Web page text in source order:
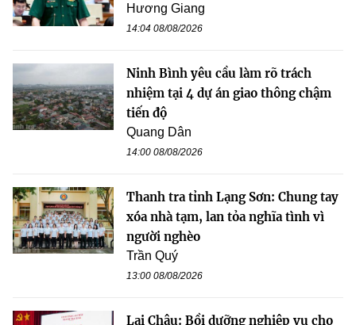
Hương Giang
14:04 08/08/2026
Ninh Bình yêu cầu làm rõ trách
nhiệm tại 4 dự án giao thông chậm
tiến độ
Quang Dân
14:00 08/08/2026
Thanh tra tỉnh Lạng Sơn: Chung tay
xóa nhà tạm, lan tỏa nghĩa tình vì
người nghèo
Trần Quý
13:00 08/08/2026
Lai Châu: Bồi dưỡng nghiệp vụ cho